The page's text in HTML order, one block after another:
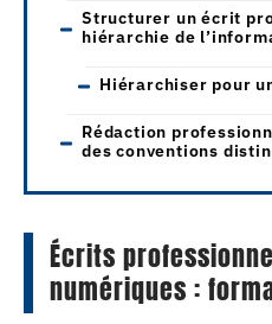
Structurer un écrit
hiérarchie de
Hiérarchiser pour
Rédaction
des conventions
Écrits
numériques :